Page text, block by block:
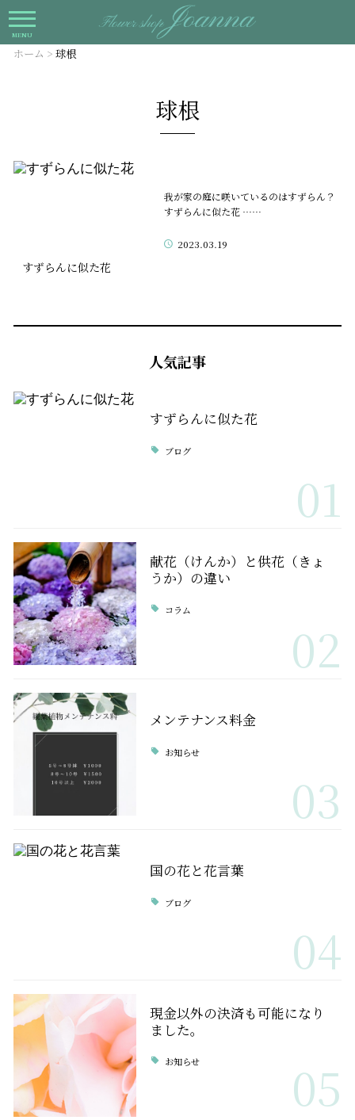
MENU
ホーム > 球根
球根
すずらんに似た花
我が家の庭に咲いているのはすずらん？
すずらんに似た花 ……
2023.03.19
人気記事
すずらんに似た花
ブログ
01
献花（けんか）と供花（きょ
うか）の違い
コラム
02
メンテナンス料金
お知らせ
03
国の花と花言葉
ブログ
04
現金以外の決済も可能になり
ました。
お知らせ 05